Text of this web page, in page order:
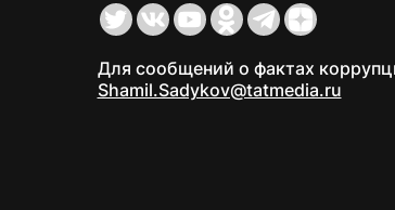
Для сообщений о фактах
Shamil.Sadykov@tatmedia.ru